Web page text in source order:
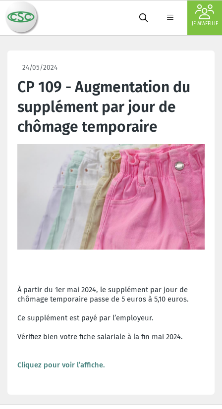
JE M'AFFILIE
24/05/2024
CP 109 - Augmentation du
supplément par jour de
chômage temporaire
À partir du 1er mai 2024, le supplément par jour de
chômage temporaire passe de 5 euros à 5,10 euros.
Ce supplément est payé par l’employeur.
Vérifiez bien votre fiche salariale à la fin mai 2024.
Cliquez pour voir l’affiche.